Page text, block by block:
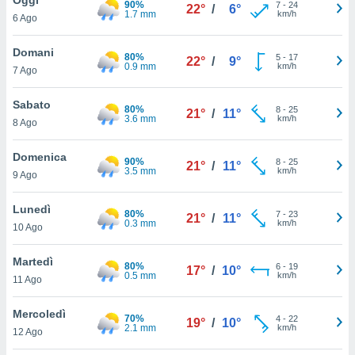
è
al sito
di
ci
di
il
un
la
nella
6 Ago
90%
1.7 mm
22° / 6° 7- 24
km/h
Domani
7 Ago
80%
0.9 mm
22° / 9° 5- 17
km/h
Sabato
8 Ago
80%
3.6 mm
21° / 11° 8- 25
km/h
Domenica
9 Ago
90%
3.5 mm
21° / 11° 8- 25
km/h
Lunedì
10 Ago
80%
0.3 mm
21° / 11° 7- 23
km/h
Martedì
11 Ago
80%
0.5 mm
17° / 10° 6- 19
km/h
Mercoledì
12 Ago
70%
2.1 mm
19° / 10° 4- 22
km/h